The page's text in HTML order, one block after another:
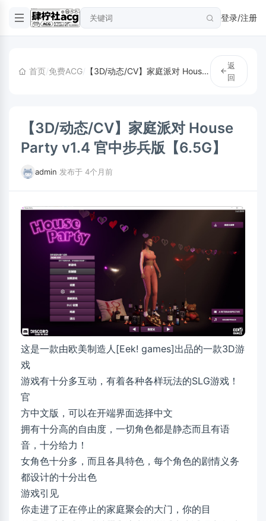
登录/注册
首页/免费ACG/ 【3D/动态/CV】家庭派对 House Party v1.4 官中步兵版【6.5G】
返
回
【3D/动态/CV】家庭派对 House
Party v1.4 官中步兵版【6.5G】
admin 发布于 4个月前
这是一款由欧美制造人[Eek! games]出品的一款3D游
戏
游戏有十分多互动，有着各种各样玩法的SLG游戏！
官
方中文版，可以在开端界面选择中文
拥有十分高的自由度，一切角色都是静态而且有语
音，十分给力！
女角色十分多，而且各具特色，每个角色的剧情义务
都设计的十分出色
游戏引见
你走进了正在停止的家庭聚会的大门，你的目